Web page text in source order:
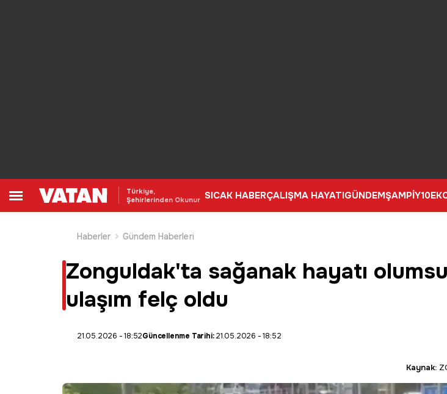
Türkiye,
Şehirlerinden Okunur SICAK HABERÇALIŞMA HAYATIGÜNDEMŞAMPİY10
Haberler
Gündem Haberleri
Zonguldak'ta sağanak hayatı
ulaşım felç oldu
21.05.2026 - 18:52Güncellenme Tarihi:21.05.2026 - 18:52
Kaynak: